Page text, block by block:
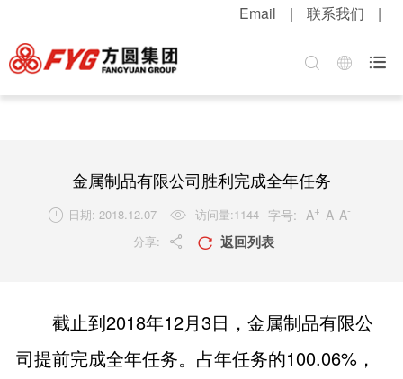
|
联系我们
|
Email

集团介绍
技术实力
公司新闻
视频新闻
混凝土机械
桩工机械
客户服务
网上订购
行业知识
解决方案
职位招聘
人才战略
金属制品有限公司胜利完成全年任务
 日期: 2018.12.07  访问量:1144 字号: A+ A A-
分享:   返回列表
截止到2018年12月3日， 金属制品有限公
司提前完成全年任务。占年任务的100.06% ，